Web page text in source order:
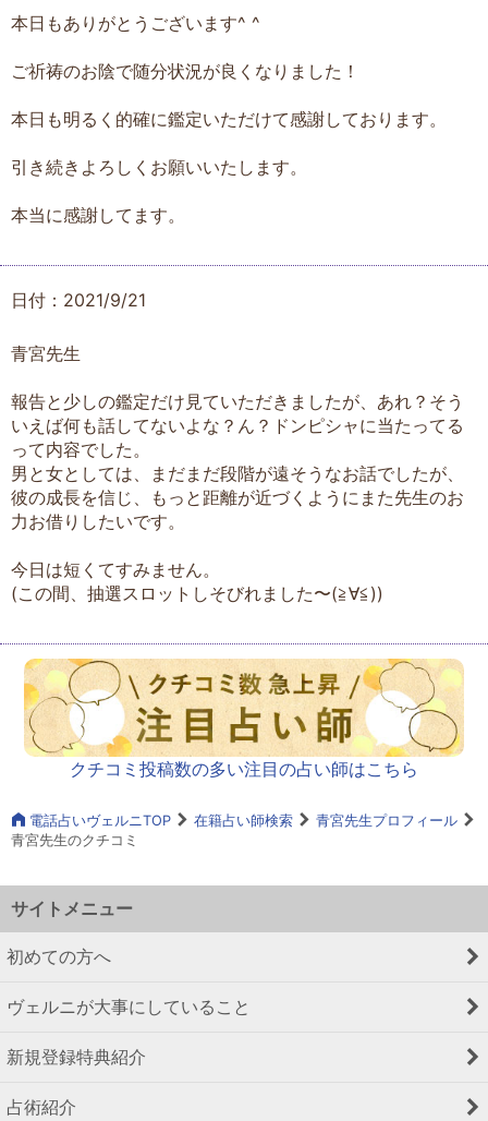
本日もありがとうございます^ ^
ご祈祷のお陰で随分状況が良くなりました！
本日も明るく的確に鑑定いただけて感謝しております。
引き続きよろしくお願いいたします。
本当に感謝してます。
日付：2021/9/21
青宮先生
報告と少しの鑑定だけ見ていただきましたが、あれ？そう
いえば何も話してないよな？ん？ドンピシャに当たってる
って内容でした。
男と女としては、まだまだ段階が遠そうなお話でしたが、
彼の成長を信じ、もっと距離が近づくようにまた先生のお
力お借りしたいです。
今日は短くてすみません。
(この間、抽選スロットしそびれました〜(≧∀≦))
クチコミ投稿数の多い注目の占い師はこちら
電話占いヴェルニTOP 在籍占い師検索
青宮先生プロフィール
青宮先生のクチコミ
サイトメニュー
初めての方へ
ヴェルニが大事にしていること
新規登録特典紹介
占術紹介